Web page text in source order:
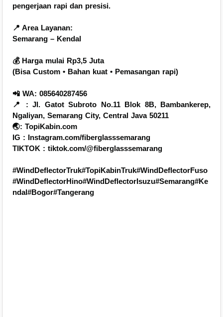
pengerjaan rapi dan presisi.
📍 Area Layanan:
Semarang – Kendal
💰 Harga mulai Rp3,5 Juta
(Bisa Custom • Bahan kuat • Pemasangan rapi)
📲 WA: 085640287456
📍 : Jl. Gatot Subroto No.11 Blok 8B, Bambankerep,
Ngaliyan, Semarang City, Central Java 50211
🌏: TopiKabin.com
IG : Instagram.com/fiberglasssemarang
TIKTOK : tiktok.com/@fiberglasssemarang
#WindDeflectorTruk#TopiKabinTruk#WindDeflectorFuso
#WindDeflectorHino#WindDeflectorIsuzu#Semarang#Ke
ndal#Bogor#Tangerang